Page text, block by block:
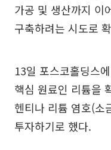
가공 및 생산까지 이
구축하려는 시도로
13일 포스코홀딩스
핵심 원료인 리튬을
헨티나 리튬 염호(소
투자하기로 했다.